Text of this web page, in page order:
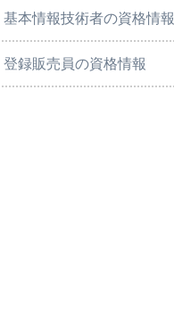
基本情報技術者の資格情報
登録販売員の資格情報